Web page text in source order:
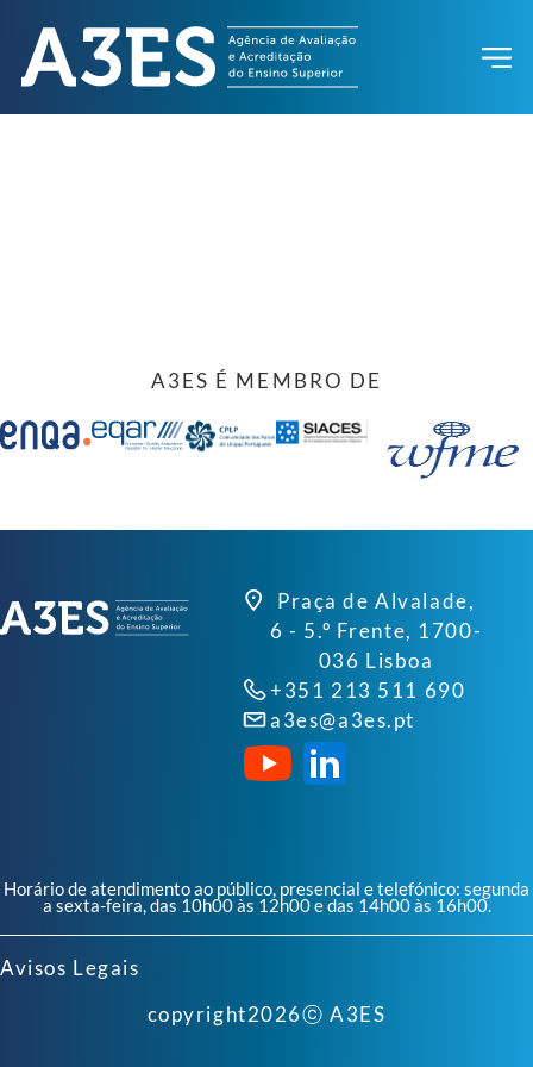
A3ES É MEMBRO DE
Praça de Alvalade,
6 - 5.º Frente, 1700-
036 Lisboa
+351 213 511 690
a3es@a3es.pt
Horário de atendimento ao público, presencial e telefónico: segunda
a sexta-feira, das 10h00 às 12h00 e das 14h00 às 16h00.
Avisos Legais
copyright2026ⓒ A3ES